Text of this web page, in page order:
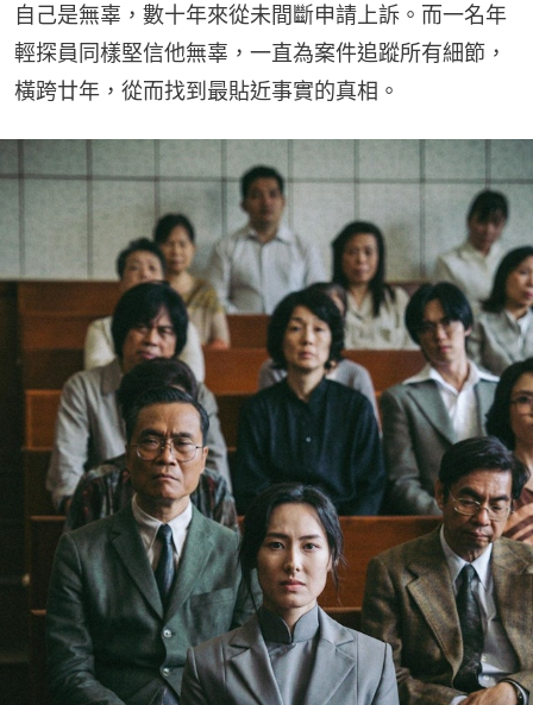
自己是無辜，數十年來從未間斷申請上訴。而一名年
輕探員同樣堅信他無辜，一直為案件追蹤所有細節，
橫跨廿年，從而找到最貼近事實的真相。